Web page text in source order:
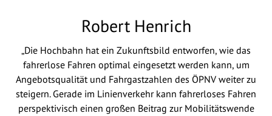
Robert Henrich
„Die Hochbahn hat ein Zukunftsbild entworfen, wie das
fahrerlose Fahren optimal eingesetzt werden kann, um
Angebotsqualität und Fahrgastzahlen des ÖPNV weiter zu
steigern. Gerade im Linienverkehr kann fahrerloses Fahren
perspektivisch einen großen Beitrag zur Mobilitätswende